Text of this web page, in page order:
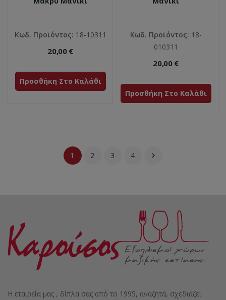
Κωδ. Προϊόντος: 18-10311
20,00 €
Προσθήκη Στο Καλάθι
Κωδ. Προϊόντος: 18-
010311
20,00 €
Προσθήκη Στο Καλάθι
1 2 3 4 
Η εταιρεία μας , δίπλα σας από το 1995, αναζητά, σχεδιάζει